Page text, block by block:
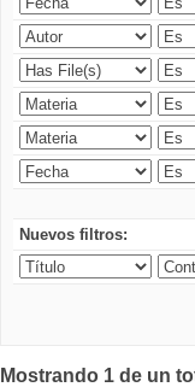
Nuevos filtros:
Mostrando 1 de un